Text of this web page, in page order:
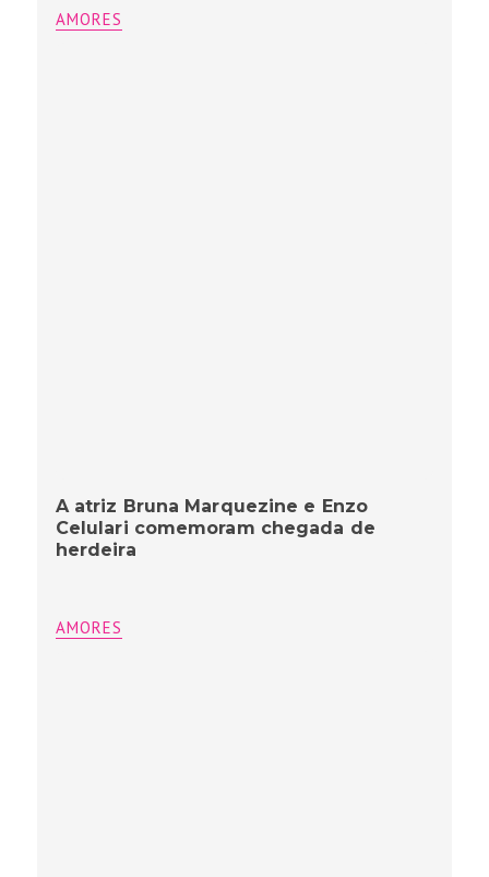
AMORES
A atriz Bruna Marquezine e Enzo
Celulari comemoram chegada de
herdeira
AMORES